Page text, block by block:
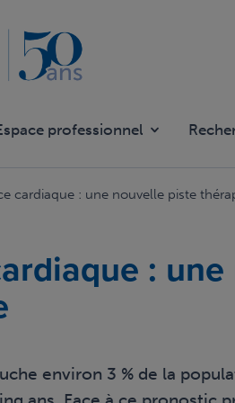
professionnel
cardiaque : une nouvelle piste
:
environ 3 % de la